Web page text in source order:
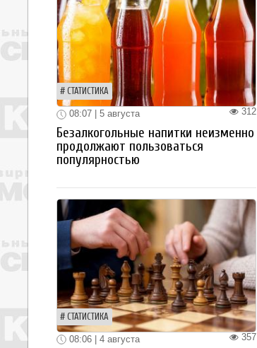
СТАТИСТИКА
312
08:07 | 5 августа
Безалкогольные напитки неизменно
продолжают пользоваться
популярностью
СТАТИСТИКА
357
08:06 | 4 августа